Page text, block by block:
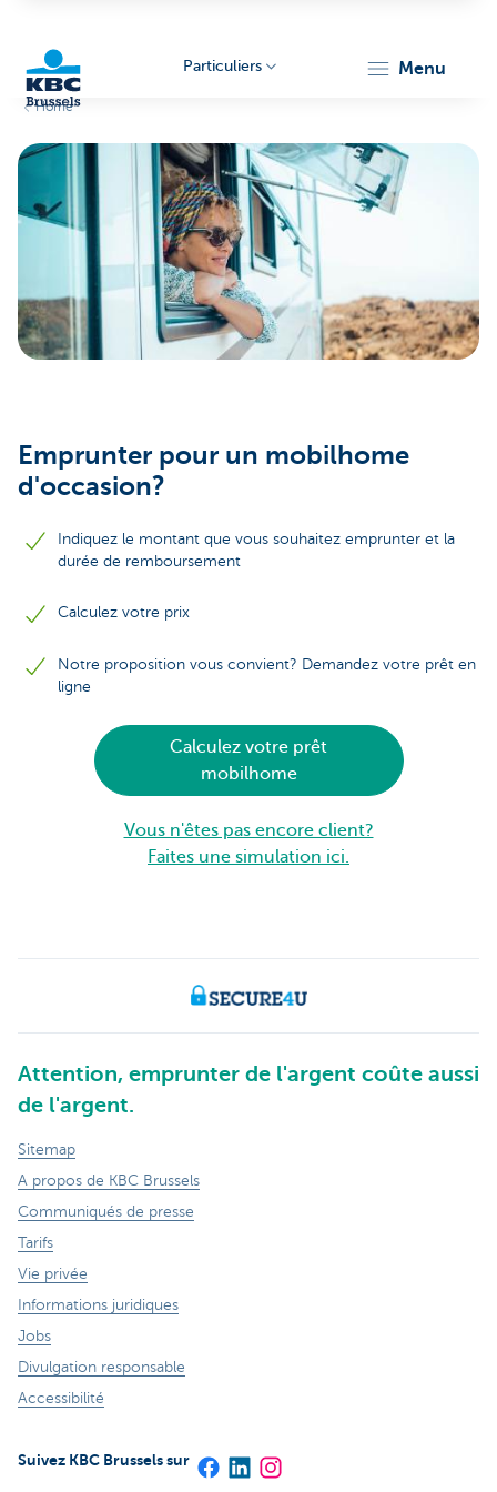
Brussels
Particuliers menu
Home
Emprunter pour un mobilhome
d'occasion?
Indiquez le montant que vous souhaitez emprunter et la
durée de remboursement
Calculez votre prix
Notre proposition vous convient? Demandez votre prêt en
ligne
Calculez votre prêt
mobilhome
Vous n'êtes pas encore client?
Faites une simulation ici.
Attention, emprunter de l'argent coûte aussi
de l'argent.
Sitemap
A propos de KBC Brussels
Communiqués de presse
Tarifs
Vie privée
Informations juridiques
Jobs
Divulgation responsable
Accessibilité
Suivez KBC Brussels sur